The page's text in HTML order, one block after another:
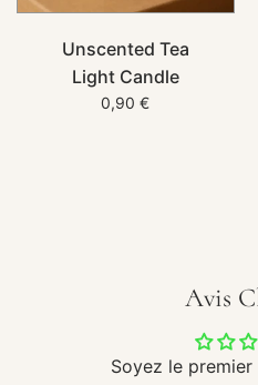
Unscented Tea
Light Candle
0,90 €
Avis
Soyez le